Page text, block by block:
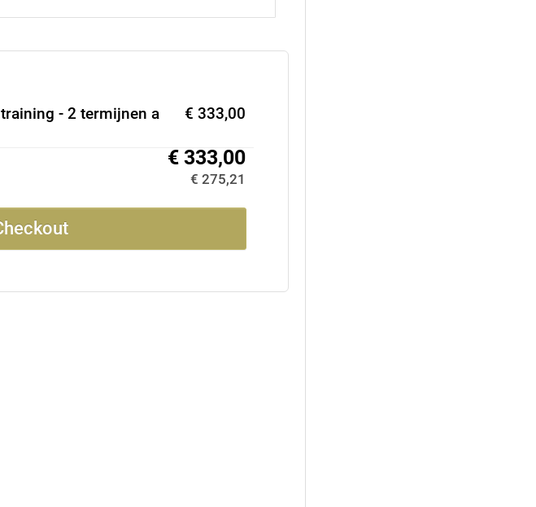
- 2 termijnen a
€ 333,00
€ 333,00
€ 275,21